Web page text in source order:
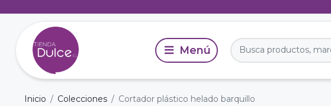
Inicio Colecciones Cortador plástico helado barquillo